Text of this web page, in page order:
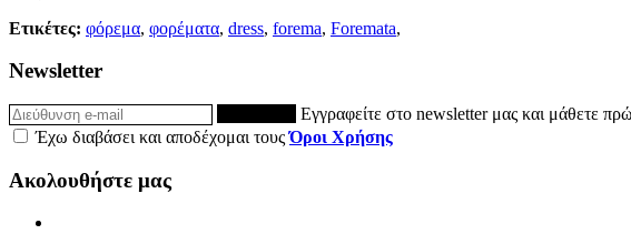
Ετικέτες: φόρεμα, φορέματα, dress, forema, Foremata,
Newsletter
Εγγραφείτε στο newsletter μας και μάθετε
Έχω διαβάσει και αποδέχομαι τουςΌροι Χρήσης
Ακολουθήστε μας